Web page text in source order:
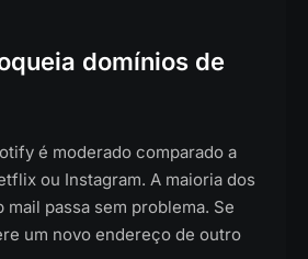
domínios de
é moderado comparado a
ou Instagram. A maioria dos
passa sem problema. Se
um novo endereço de outro